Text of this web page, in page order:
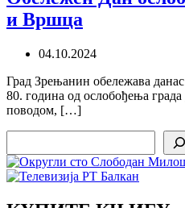
и Вршца
04.10.2024
Град Зрењанин обележава
80. година од ослобођења
поводом, […]